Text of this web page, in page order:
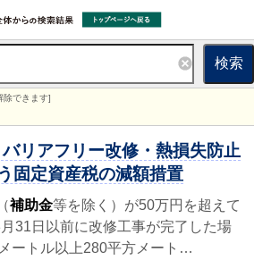
検索
除できます]
リアフリー改修・熱損失防止
固定資産税の減額措置
補助金等を除く）が50万円を超えて
31日以前に改修工事が完了した場
ートル以上280平方メート…